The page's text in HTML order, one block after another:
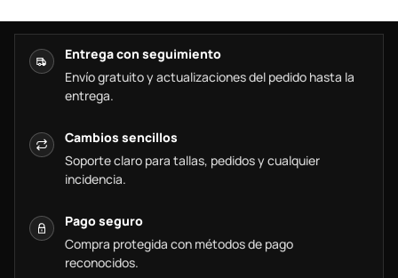
Entrega con seguimiento
Envío gratuito y actualizaciones del pedido hasta la
entrega.
Cambios sencillos
Soporte claro para tallas, pedidos y cualquier
incidencia.
Pago seguro
Compra protegida con métodos de pago
reconocidos.